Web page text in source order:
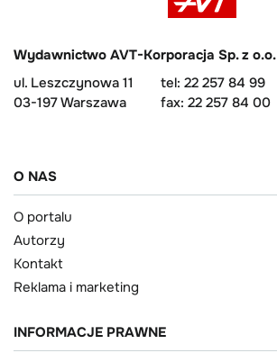
Wydawnictwo AVT-Korporacja Sp. z o.o.
ul. Leszczynowa 11
03-197 Warszawa
tel: 22 257 84 99
fax: 22 257 84 00
O NAS
O portalu
Autorzy
Kontakt
Reklama i marketing
INFORMACJE PRAWNE